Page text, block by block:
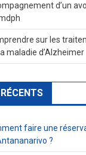
d’un
sur les
maladie d’Alzheimer
faire une
?